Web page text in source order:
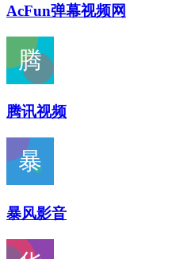
AcFun弹幕视频网
腾讯视频
暴风影音